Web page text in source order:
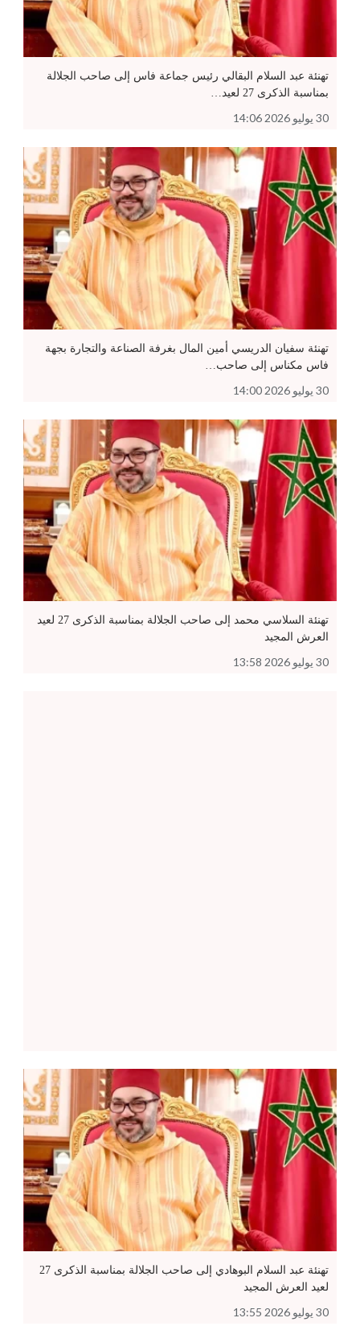
تهنئة عبد السلام البقالي رئيس جماعة فاس إلى صاحب الجلالة
بمناسبة الذكرى 27 لعيد…
30 يوليو 2026 14:06
تهنئة سفيان الدريسي أمين المال بغرفة الصناعة والتجارة بجهة
فاس مكناس إلى صاحب…
30 يوليو 2026 14:00
تهنئة السلاسي محمد إلى صاحب الجلالة بمناسبة الذكرى 27 لعيد
العرش المجيد
30 يوليو 2026 13:58
تهنئة عبد السلام البوهادي إلى صاحب الجلالة بمناسبة الذكرى 27
لعيد العرش المجيد
30 يوليو 2026 13:55